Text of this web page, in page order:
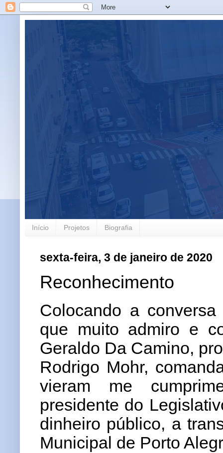
Início Projetos Biografia
sexta-feira, 3 de janeiro de 2020
Reconhecimento
Colocando a
que muito admiro e
Geraldo Da Camino,
Rodrigo Mohr,
vieram me
presidente do
dinheiro público, a
Municipal de Porto